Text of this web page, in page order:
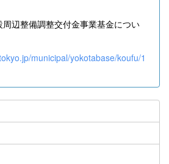
辺整備調整交付金事業基金につい
municipal/yokotabase/koufu/1